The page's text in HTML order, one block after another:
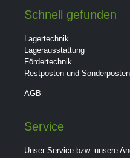
Schnell gefunden
Lagertechnik
Lagerausstattung
Fördertechnik
Restposten und Sonderposten
AGB
Service
Unser Service bzw. unsere